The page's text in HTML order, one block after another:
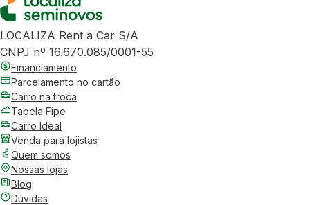
LOCALIZA Rent a Car S/A
CNPJ nº 16.670.085/0001-55
Financiamento
Parcelamento no cartão
Carro na troca
Tabela Fipe
Carro Ideal
Venda para lojistas
Quem somos
Nossas lojas
Blog
Dúvidas